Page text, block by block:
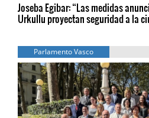
Joseba Egibar: “Las medidas
Urkullu proyectan seguridad a la
Parlamento Vasco